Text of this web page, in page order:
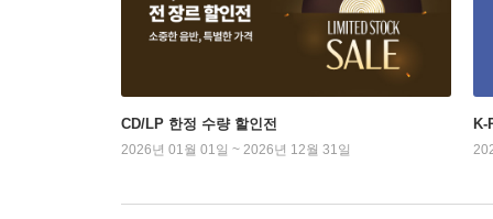
CD/LP 한정 수량 할인전
2026년 01월 01일 ~ 2026년 12월 31일
K-